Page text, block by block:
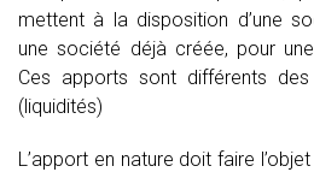
mettent à la disposition d’une
une société déjà créée, pour
Ces apports sont différents
(liquidités)
L’apport en nature doit faire